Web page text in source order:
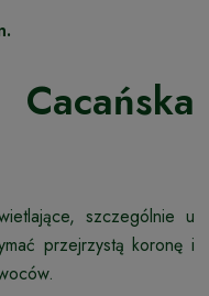
szczególnie u
przejrzystą koronę i